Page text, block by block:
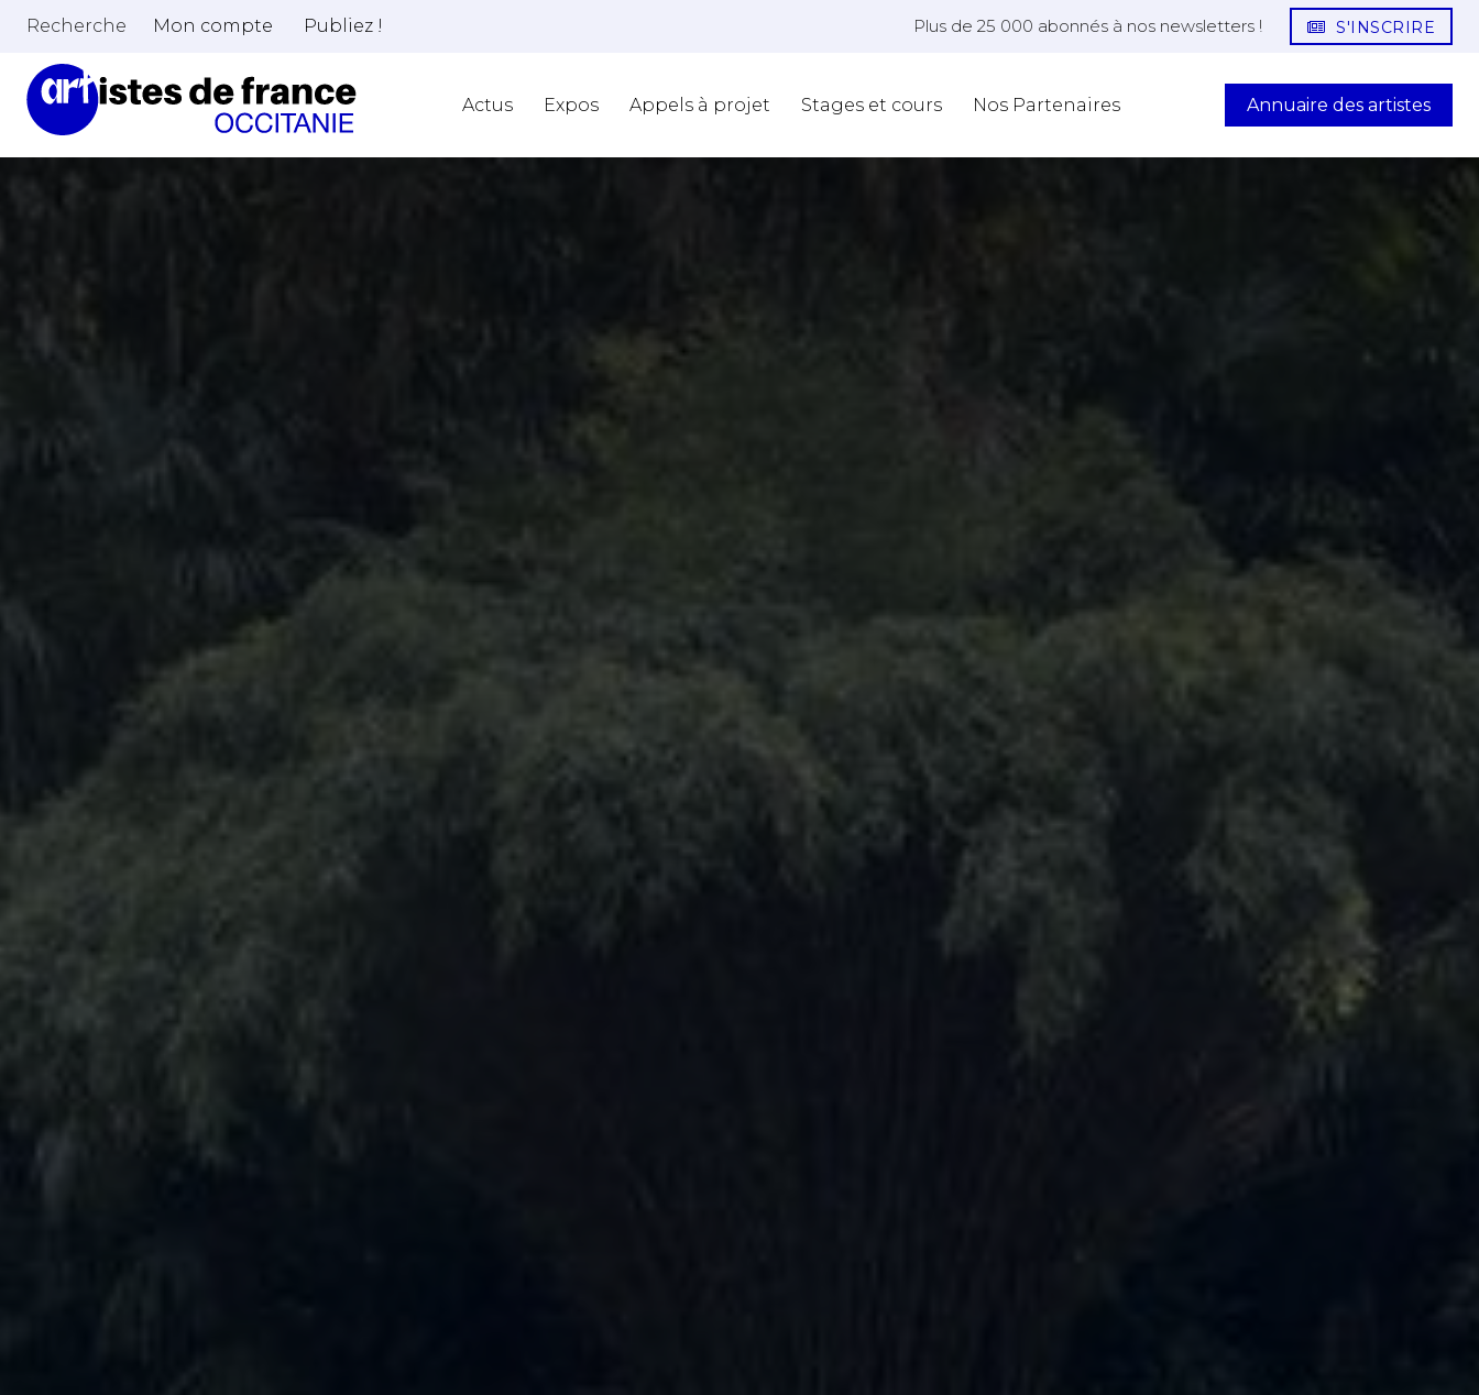
Recherche Mon compte Publiez ! Plus de 25 000 abonnés à nos newsletters ! S'INSCRIRE
Actus Expos Appels à projet Stages et cours Nos Partenaires Annuaire des artistes